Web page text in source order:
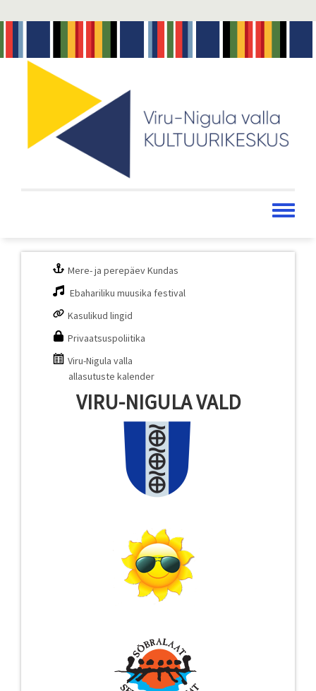
põhisisu
Toggle
Mere- ja perepäev Kundas
Ebahariliku muusika festival
Kasulikud lingid
Privaatsuspoliitika
Viru-Nigula valla
allasutuste kalender
VIRU-NIGULA VALD